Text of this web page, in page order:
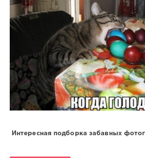
Интересная подборка забавных